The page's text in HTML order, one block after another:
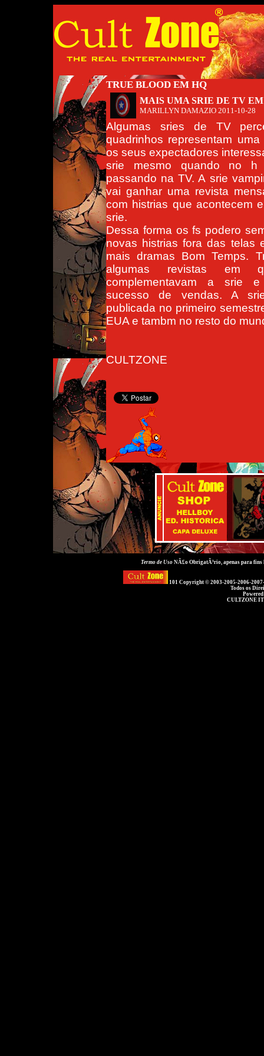
TRUE BLOOD EM HQ
MAIS UMA SRIE DE TV
MARILLYN DAMAZIO 2011-10-28
Algumas sries de TV
quadrinhos representam
os seus expectadores
srie mesmo quando no h
passando na TV. A srie
vai ganhar uma revista
com histrias que acontecem
srie.
Dessa forma os fs podero
novas histrias fora das telas
mais dramas Bom Temps.
algumas revistas em
complementavam a srie
sucesso de vendas. A
publicada no primeiro
EUA e tambm no resto do
CULTZONE
Termo de UsoNÃ£o ObrigatÃ³rio, apenas para
101 Copyright © 2003-2005-2006-
Todos os
CULTZONE